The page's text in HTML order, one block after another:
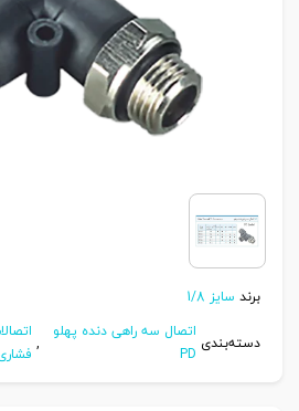
برند سایز 1/8
دسته‌بندی اتصال سه راهی دنده پهلو
PD
,